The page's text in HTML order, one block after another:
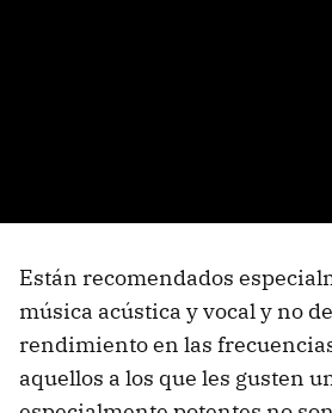
Están recomendados
música acústica y vocal y no
rendimiento en las
aquellos a los que les gusten